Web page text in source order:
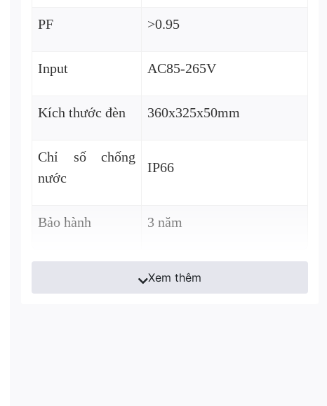
PF >0.95
Input AC85-265V
Kích thước đèn 360x325x50mm
Chỉ số chống
nước
IP66
Bảo hành 3 năm
Xem thêm